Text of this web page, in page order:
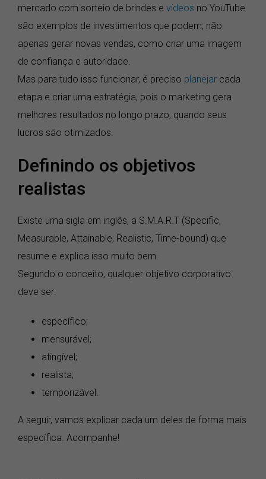
mercado com sorteio de brindes e vídeos no YouTube
são exemplos de investimentos que podem, não
apenas gerar novas vendas, como criar uma imagem
de confiança e autoridade.
Mas para tudo isso funcionar, é preciso planejar cada
etapa e criar uma estratégia, pois o marketing gera
melhores resultados no longo prazo, quando seus
lucros são otimizados.
Definindo os objetivos
realistas
Existe uma sigla em inglês, a S.M.A.R.T (Specific,
Measurable, Attainable, Realistic, Time-bound) que
resume e explica isso muito bem.
Segundo o conceito, qualquer objetivo corporativo
deve ser:
específico;
mensurável;
atingível;
realista;
temporizável.
A seguir, vamos explicar cada um deles de forma mais
específica. Acompanhe!